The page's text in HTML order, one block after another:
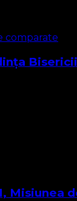
comparate
Misiunea